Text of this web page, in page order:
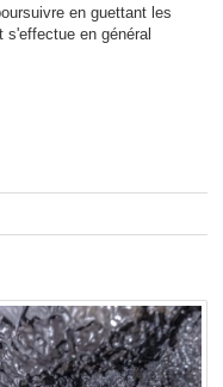
en guettant les
s'effectue en général